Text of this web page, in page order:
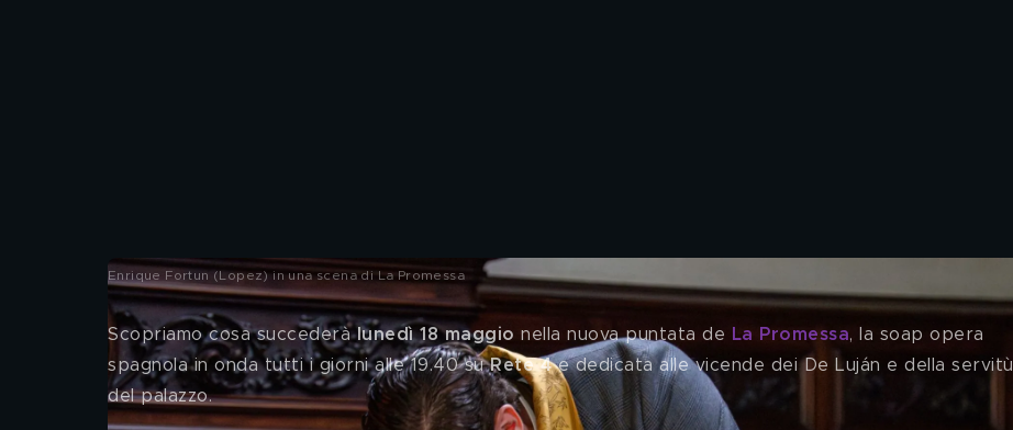
Enrique Fortun (Lopez) in una scena di La Promessa
Scopriamo cosa succederà lunedì 18 maggio nella nuova puntata de La Promessa, la soap opera
spagnola in onda tutti i giorni alle 19.40 su Rete 4 e dedicata alle vicende dei De Luján e della servitù
del palazzo.